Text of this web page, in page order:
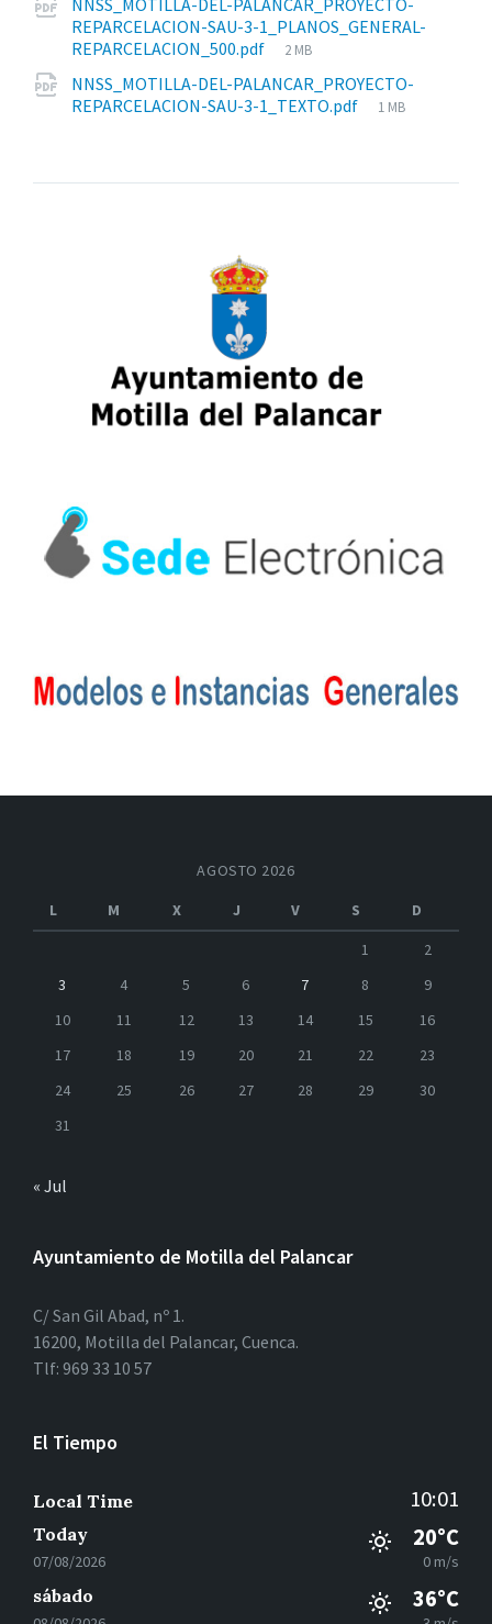
archivo:
NNSS_MOTILLA-DEL-PALANCAR_PROYECTO-
REPARCELACION-SAU-3-1_PLANOS_GENERAL-
REPARCELACION_500.pdf
Tamaño
archivo:
2 MB
NNSS_MOTILLA-DEL-PALANCAR_PROYECTO-
REPARCELACION-SAU-3-1_TEXTO.pdf
Tamaño
1 MB
AGOSTO 2026
L
M X J V S
D
1
2
3
4 5 6 7 8
9
10
11 12 13 14 15
16
17
18 19 20 21 22
23
24
25 26 27 28 29
30
31
« Jul
Ayuntamiento de Motilla del Palancar
C/ San Gil Abad, nº 1.
16200, Motilla del Palancar, Cuenca.
Tlf: 969 33 10 57
El Tiempo
Local Time 10:01
Today
07/08/2026
20°C
0 m/s
sábado 36°C